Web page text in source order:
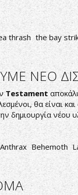
thrash the bay
ΝΕΟ
Testament
θα είναι
δημιουργία νέου
Anthrax Behemoth